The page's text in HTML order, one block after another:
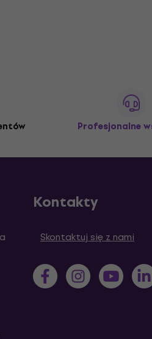
Profesjonalne
Kontakty
Skontaktuj się z nami